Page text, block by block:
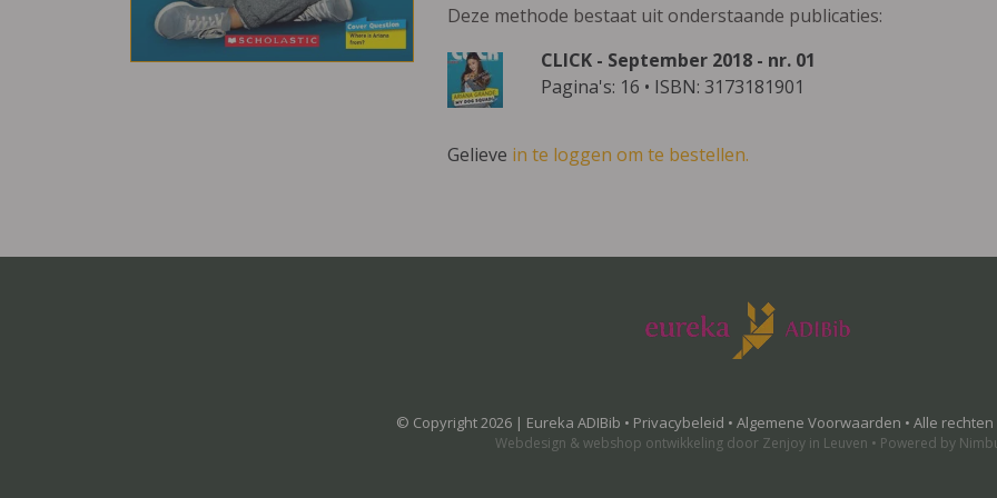
Deze methode bestaat uit onderstaande publicaties:
CLICK - September 2018 - nr. 01
Pagina's: 16 • ISBN: 3173181901
Gelieve in te loggen om te bestellen.
© Copyright 2026 | Eureka ADIBib • Privacybeleid • Algemene Voorwaarden • Alle
Webdesign & webshop ontwikkelingdoor Zenjoy in Leuven • Powered by